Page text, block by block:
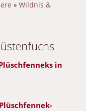
» Wildnis &
in